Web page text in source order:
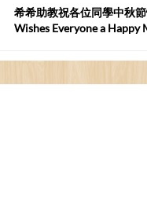
您好,首先肯定感謝您造福
希希助教祝各位同學中秋
Wishes Everyone a
的問題 / Are You Tired of